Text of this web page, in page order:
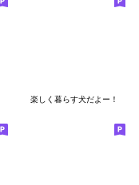
楽しく暮らす犬だよー！